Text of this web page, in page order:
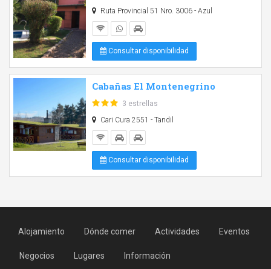
Ruta Provincial 51 Nro. 3006 - Azul
Consultar disponibilidad
Cabañas El Montenegrino
3 estrellas
Cari Cura 2551 - Tandil
Consultar disponibilidad
Alojamiento Dónde comer Actividades Eventos
Negocios Lugares Información